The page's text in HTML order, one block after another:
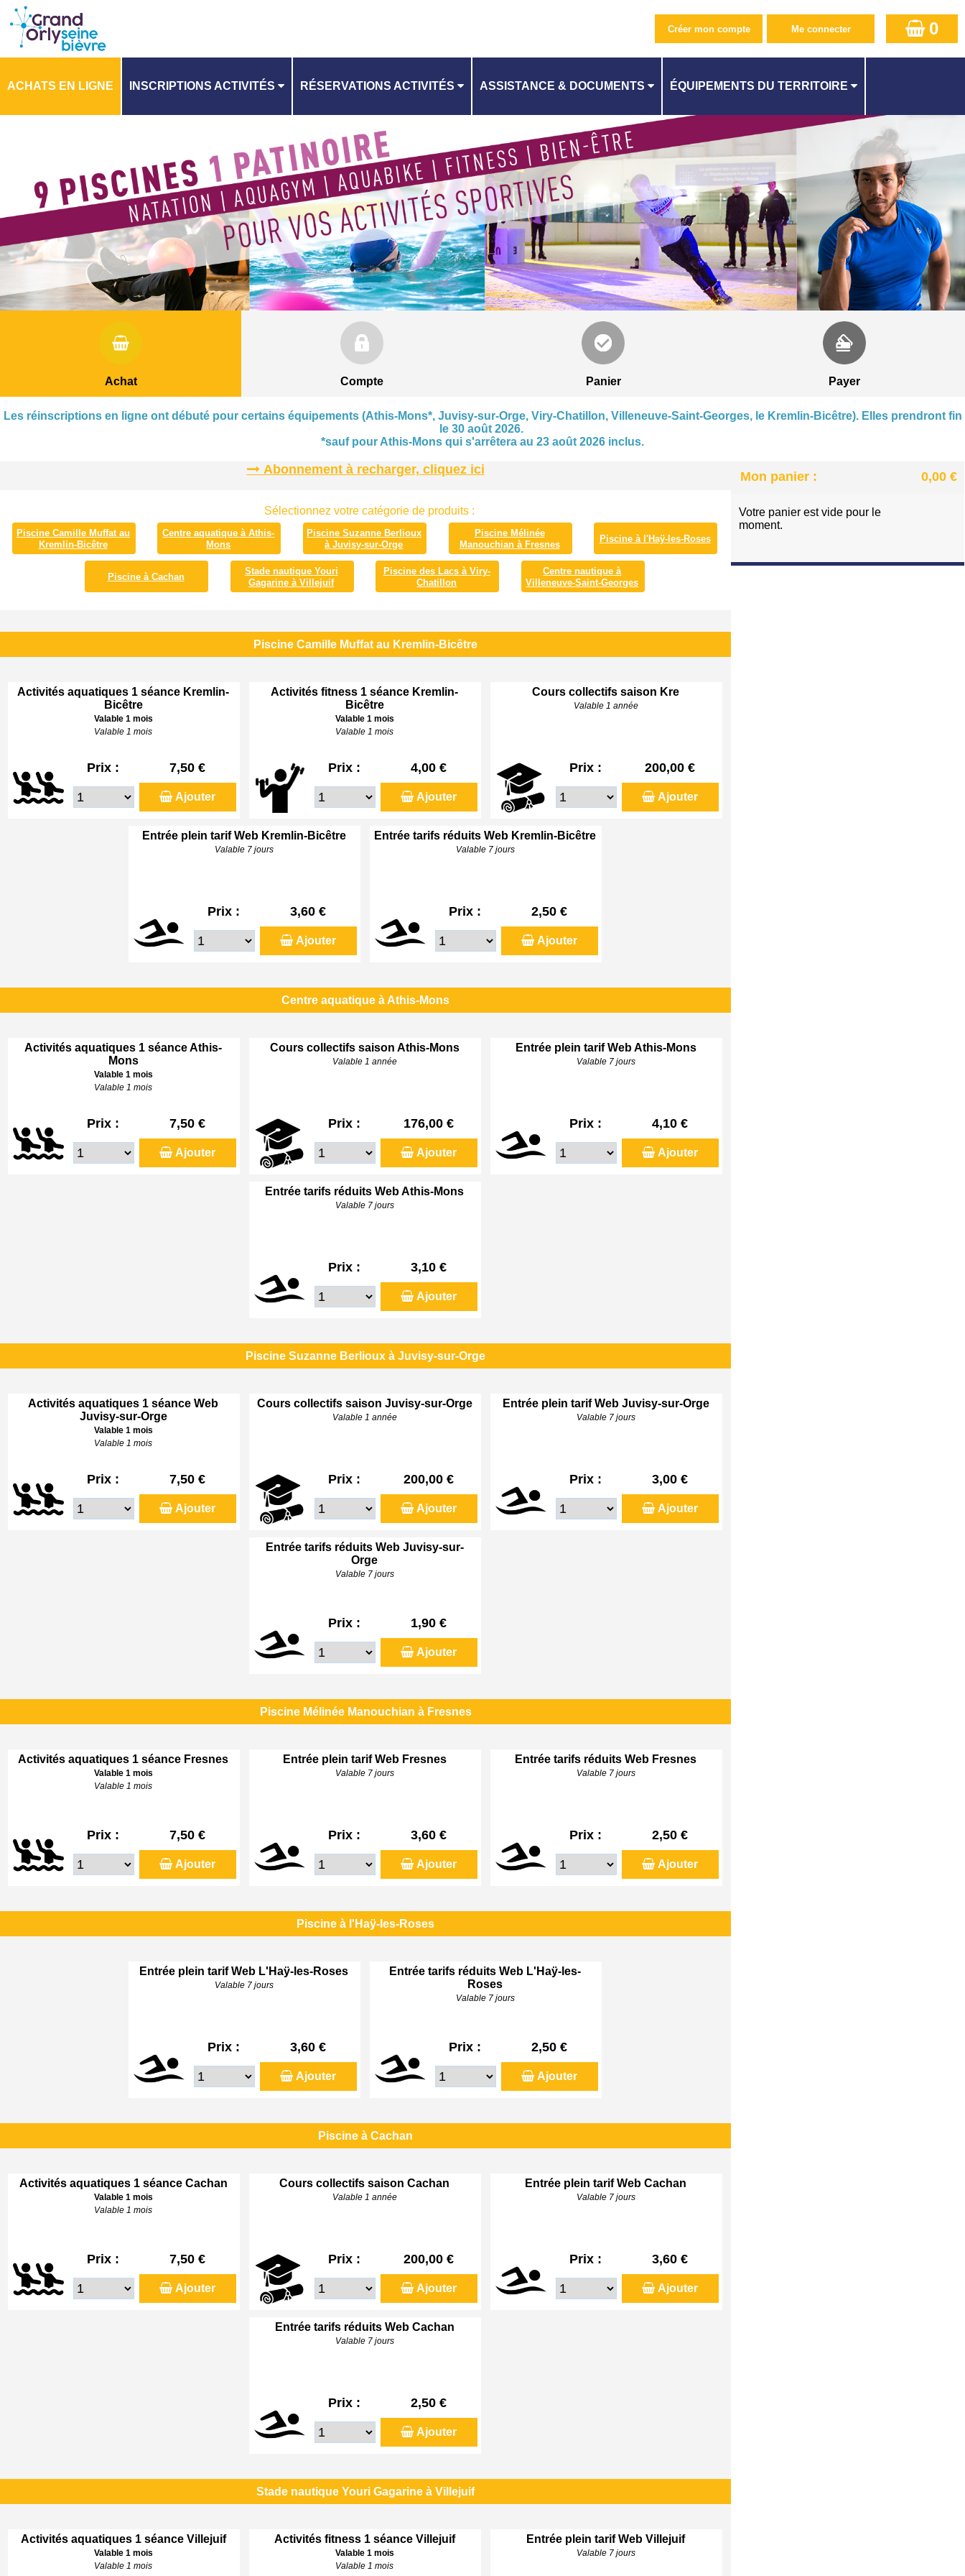
0
ACHATS EN LIGNE INSCRIPTIONS ACTIVITÉS RÉSERVATIONS ACTIVITÉS ASSISTANCE & DOCUMENTS
CONTACTEZ-NOUS
CHARTE RGPD
CGV EQUIPEMENTS AQUATIQUES
RI EQUIPEMENTS AQUATIQUES
CGV PATINOIRE
RI PATINOIRE
TUTO RÉSERVATION D'ACTIVITÉ
VILLES DE L'EPT GOSB
ÉQUIPEMENTS DU TERRITOIRE
PISCINE CAMILLE MUFFAT AU KREMLIN-BICÊTRE
CENTRE AQUATIQUE À ATHIS-MONS
PISCINE SUZANNE BERLIOUX À JUVISY
PISCINE À CACHAN
PISCINE À L'HAŸ-LES-ROSES
PISCINE MÉLINÉE MANOUCHIAN À FRESNES
PISCINE DES LACS À VIRY-CHATILLON
STADE NAUTIQUE YOURI GAGARINE À VILLEJUIF
CENTRE NAUTIQUE À VILLENEUVE-SAINT-
PATINOIRE DES LACS À VIRY-CHATILLON
Achat Compte Panier Payer
Les réinscriptions en ligne ont débuté pour certains équipements (Athis-Mons*, Juvisy-sur-Orge, Viry-Chatillon, Villeneuve-Saint-Georges, le Kremlin-Bicêtre). Elles prendront fin
le 30 août 2026.
*sauf pour Athis-Mons qui s'arrêtera au 23 août 2026 inclus.
Abonnement à recharger, cliquez ici
Sélectionnez votre catégorie de produits :
Piscine Camille Muffat au
Kremlin-Bicêtre
Centre aquatique à Athis-
Mons
Piscine Suzanne Berlioux
à Juvisy-sur-Orge
Piscine Mélinée
Manouchian à Fresnes
Piscine à l'Haÿ-les-Roses
Piscine à Cachan
Stade nautique Youri
Gagarine à Villejuif
Piscine des Lacs à Viry-
Chatillon
Centre nautique à
Villeneuve-Saint-Georges
Piscine Camille Muffat au Kremlin-Bicêtre
Activités aquatiques 1 séance Kremlin-
Bicêtre
Valable 1 mois
Valable 1 mois
Prix : 7,50 €
Ajouter
Activités fitness 1 séance Kremlin-
Bicêtre
Valable 1 mois
Valable 1 mois
Prix : 4,00 €
Ajouter
Cours collectifs saison Kre
Valable 1 année
Prix : 200,00 €
Ajouter
Entrée plein tarif Web Kremlin-Bicêtre
Valable 7 jours
Prix : 3,60 €
Ajouter
Entrée tarifs réduits Web Kremlin-Bicêtre
Valable 7 jours
Prix : 2,50 €
Ajouter
Centre aquatique à Athis-Mons
Activités aquatiques 1 séance Athis-
Mons
Valable 1 mois
Valable 1 mois
Prix : 7,50 €
Ajouter
Cours collectifs saison Athis-Mons
Valable 1 année
Prix : 176,00 €
Ajouter
Entrée plein tarif Web Athis-Mons
Valable 7 jours
Prix : 4,10 €
Ajouter
Entrée tarifs réduits Web Athis-Mons
Valable 7 jours
Prix : 3,10 €
Ajouter
Piscine Suzanne Berlioux à Juvisy-sur-Orge
Activités aquatiques 1 séance Web
Juvisy-sur-Orge
Valable 1 mois
Valable 1 mois
Prix : 7,50 €
Ajouter
Cours collectifs saison Juvisy-sur-Orge
Valable 1 année
Prix : 200,00 €
Ajouter
Entrée plein tarif Web Juvisy-sur-Orge
Valable 7 jours
Prix : 3,00 €
Ajouter
Entrée tarifs réduits Web Juvisy-sur-
Orge
Valable 7 jours
Prix : 1,90 €
Ajouter
Piscine Mélinée Manouchian à Fresnes
Activités aquatiques 1 séance Fresnes
Valable 1 mois
Valable 1 mois
Prix : 7,50 €
Ajouter
Entrée plein tarif Web Fresnes
Valable 7 jours
Prix : 3,60 €
Ajouter
Entrée tarifs réduits Web Fresnes
Valable 7 jours
Prix : 2,50 €
Ajouter
Piscine à l'Haÿ-les-Roses
Entrée plein tarif Web L'Haÿ-les-Roses
Valable 7 jours
Prix : 3,60 €
Ajouter
Entrée tarifs réduits Web L'Haÿ-les-
Roses
Valable 7 jours
Prix : 2,50 €
Ajouter
Piscine à Cachan
Activités aquatiques 1 séance Cachan
Valable 1 mois
Valable 1 mois
Prix : 7,50 €
Ajouter
Cours collectifs saison Cachan
Valable 1 année
Prix : 200,00 €
Ajouter
Entrée plein tarif Web Cachan
Valable 7 jours
Prix : 3,60 €
Ajouter
Entrée tarifs réduits Web Cachan
Valable 7 jours
Prix : 2,50 €
Ajouter
Stade nautique Youri Gagarine à Villejuif
Activités aquatiques 1 séance Villejuif
Valable 1 mois
Valable 1 mois
Activités fitness 1 séance Villejuif
Valable 1 mois
Valable 1 mois
Entrée plein tarif Web Villejuif
Valable 7 jours
Mon panier : 0,00 €
Votre panier est vide pour le
moment.